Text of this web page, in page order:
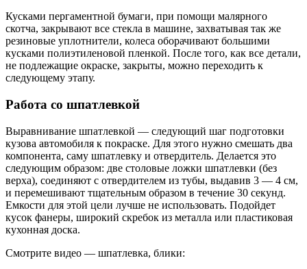
Кусками пергаментной бумаги, при помощи малярного
скотча, закрывают все стекла в машине, захватывая так же
резиновые уплотнители, колеса оборачивают большими
кусками полиэтиленовой пленкой. После того, как все детали,
не подлежащие окраске, закрыты, можно переходить к
следующему этапу.
Работа со шпатлевкой
Выравнивание шпатлевкой — следующий шаг подготовки
кузова автомобиля к покраске. Для этого нужно смешать два
компонента, саму шпатлевку и отвердитель. Делается это
следующим образом: две столовые ложки шпатлевки (без
верха), соединяют с отвердителем из тубы, выдавив 3 — 4 см,
и перемешивают тщательным образом в течение 30 секунд.
Емкости для этой цели лучше не использовать. Подойдет
кусок фанеры, широкий скребок из металла или пластиковая
кухонная доска.
Смотрите видео — шпатлевка, блики: